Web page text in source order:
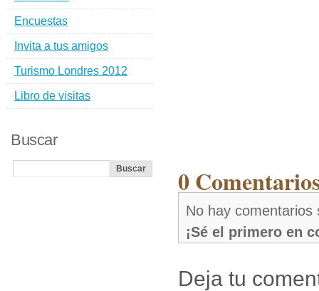
0
No hay comentarios
¡Sé el primero en
Deja tu
Encuestas
Invita a tus amigos
Turismo Londres 2012
Libro de visitas
Buscar